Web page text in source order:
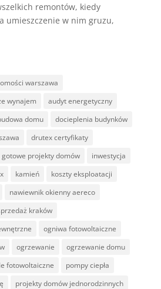
remontów, kiedy
umieszczenie w nim gruzu,
warszawa
wynajem
audyt energetyczny
domu
docieplenia budynków
drutex certyfikaty
gotowe projekty domów
inwestycja
kamień
koszty eksploatacji
nawiewnik okienny aereco
kraków
ogniwa fotowoltaiczne
ogrzewanie
ogrzewanie domu
fotowoltaiczne
pompy ciepła
projekty domów jednorodzinnych